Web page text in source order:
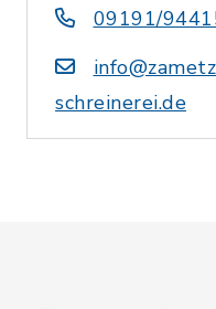
09191/
schreinerei.de